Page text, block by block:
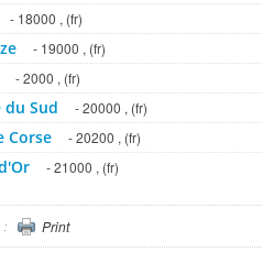
- 18000 , (fr)
- 19000 , (fr)
- 2000 , (fr)
du Sud - 20000 , (fr)
Corse - 20200 , (fr)
- 21000 , (fr)
- 23000 , (fr)
: Print